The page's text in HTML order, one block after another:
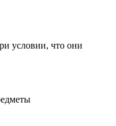
условии, что они